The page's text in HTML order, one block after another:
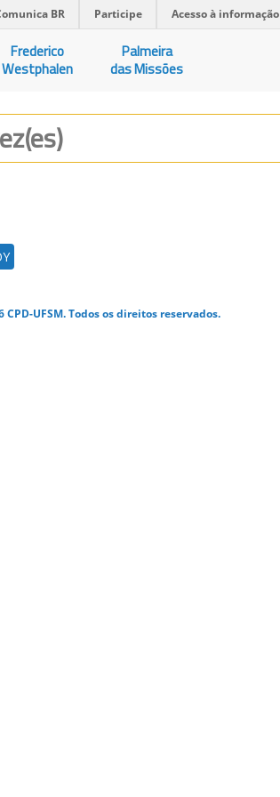
BR Participe Acesso à informação
Frederico
Westphalen
Palmeira
das Missões
UFSM. Todos os direitos reservados.